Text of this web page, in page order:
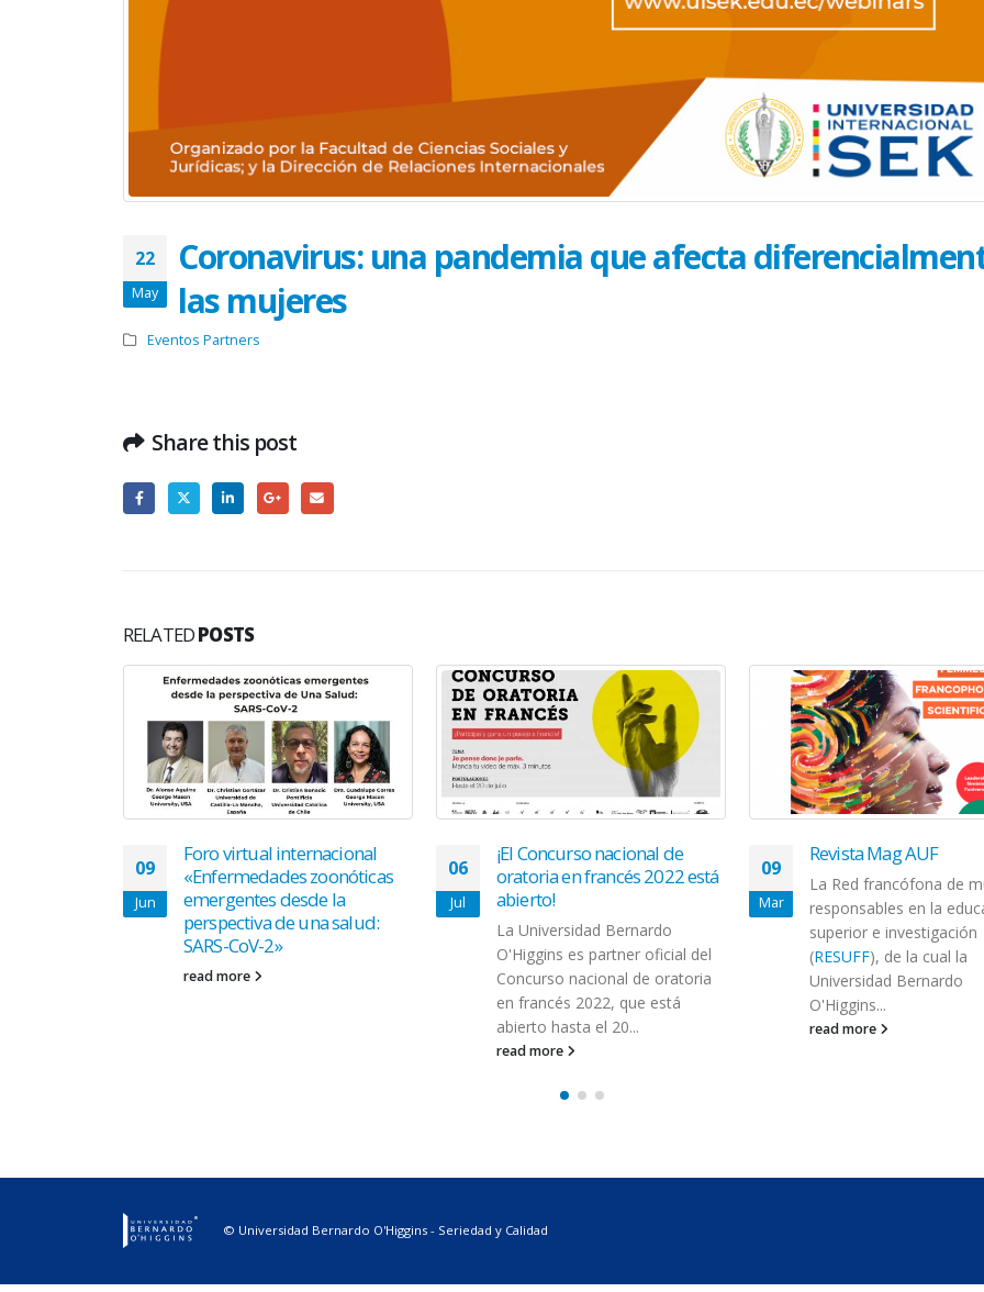
22
May
Coronavirus: una pandemia que afecta
las mujeres
Eventos Partners
Share this post
RELATEDPOSTS
09
Jun
Foro virtual internacional
«Enfermedades zoonóticas
emergentes desde la
perspectiva de una salud:
SARS-CoV-2»
read more
06
Jul
¡El Concurso nacional de
oratoria en francés 2022 está
abierto!
La Universidad Bernardo
O'Higgins es partner oficial del
Concurso nacional de oratoria
en francés 2022, que está
abierto hasta el 20...
read more
09
Mar
Revista Mag AUF
La Red francófona de
responsables en la
superior e investigación
(RESUFF), de la cual la
Universidad Bernardo
O'Higgins...
read more
© Universidad Bernardo O'Higgins - Seriedad y Calidad